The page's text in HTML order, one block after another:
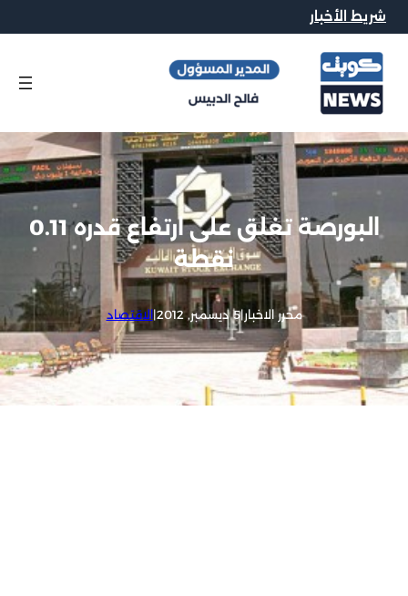
شريط الأخبار
البورصة تغلق على ارتفاع قدره 0.11
نقطة
محرر الاخبار|5 ديسمبر, 2012 |الاقتصاد